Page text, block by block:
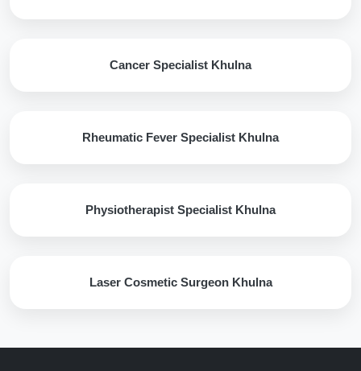
Cancer Specialist Khulna
Rheumatic Fever Specialist Khulna
Physiotherapist Specialist Khulna
Laser Cosmetic Surgeon Khulna